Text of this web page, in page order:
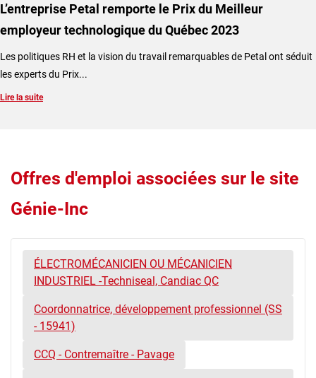
L’entreprise Petal remporte le Prix du Meilleur
employeur technologique du Québec 2023
Les politiques RH et la vision du travail remarquables de Petal ont séduit
les experts du Prix...
Lire la suite
Offres d'emploi associées sur le site
Génie-Inc
ÉLECTROMÉCANICIEN OU MÉCANICIEN
INDUSTRIEL -Techniseal, Candiac QC
Coordonnatrice, développement professionnel (SS
- 15941)
CCQ - Contremaître - Pavage